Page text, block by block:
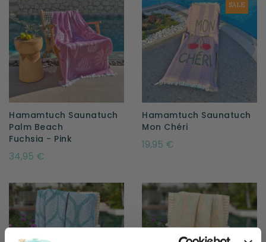
Hamamtuch Saunatuch
Palm Beach
Fuchsia - Pink
34,95 €
SALE
Hamamtuch Saunatuch
19,95 €